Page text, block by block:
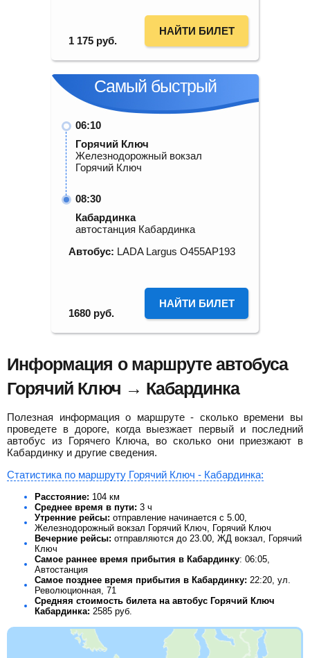
1 175 руб.
НАЙТИ БИЛЕТ
Самый быстрый
06:10
Горячий Ключ
Железнодорожный вокзал
Горячий Ключ
08:30
Кабардинка
автостанция Кабардинка
Автобус: LADA Largus О455АР193
1680 руб.
НАЙТИ БИЛЕТ
Информация о маршруте автобуса
Горячий Ключ → Кабардинка
Полезная информация о маршруте - сколько времени вы
проведете в дороге, когда выезжает первый и последний
автобус из Горячего Ключа, во сколько они приезжают в
Кабардинку и другие сведения.
Статистика по маршруту Горячий Ключ - Кабардинка:
Расстояние: 104 км
Среднее время в пути: 3 ч
Утренние рейсы: отправление начинается с 5.00,
Железнодорожный вокзал Горячий Ключ, Горячий Ключ
Вечерние рейсы: отправляются до 23.00, ЖД вокзал, Горячий
Ключ
Самое раннее время прибытия в Кабардинку: 06:05,
Автостанция
Самое позднее время прибытия в Кабардинку: 22:20, ул.
Революционная, 71
Средняя стоимость билета на автобус Горячий Ключ
Кабардинка: 2585 руб.